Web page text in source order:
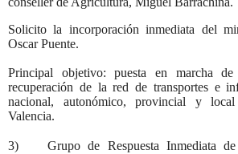
Solicito la incorporación inmediata del
Oscar Puente.
Principal objetivo: puesta en marcha
recuperación de la red de transportes e
nacional, autonómico, provincial y
Valencia.
3) Grupo de Respuesta Inmediata de